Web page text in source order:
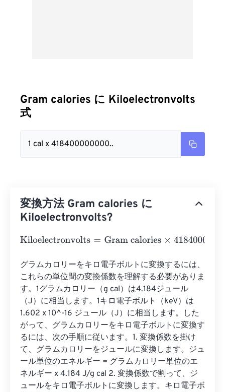
Gram calories に Kiloelectronvolts
式
1 cal x 418400000000..
変換方法 Gram calories に
Kiloelectronvolts?
Kiloelectronvolts=Gram calories×
グラムカロリーをキロ電子ボルトに変換するには、
これらの単位間の変換係数を理解する必要がありま
す。1グラムカロリー（g cal）は4.184ジュール
（J）に相当します。1キロ電子ボルト（keV）は
1.602 x 10^-16 ジュール（J）に相当します。した
がって、グラムカロリーをキロ電子ボルトに変換す
るには、次の手順に従います。1. 変換係数を掛け
て、グラムカロリーをジュールに変換します。ジュ
ール単位のエネルギー = グラムカロリー単位のエ
ネルギー x 4.184 J/g cal 2. 変換係数で割って、ジ
ュールをキロ電子ボルトに変換します。キロ電子ボ